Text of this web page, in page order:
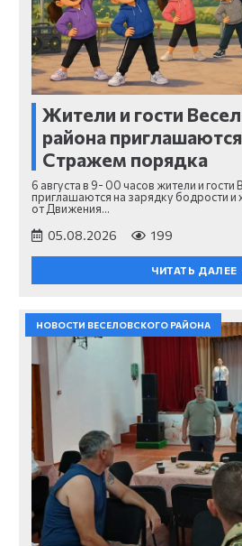
Жители и гости
района
Стражем порядка
6 августа в 9- 00 часов жители и гости
приглашаются на зарядку бодрости и
от Движения…
05.08.2026 199
ЧИТАТЬ ДАЛЕЕ
НОВОСТИ ВЕСЕЛОВСКОГО РАЙОНА